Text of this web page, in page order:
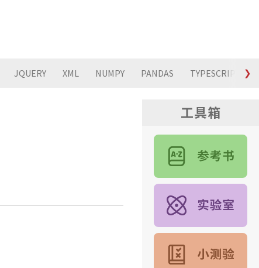
JQUERY XML NUMPY PANDAS TYPESCRIPT ❯